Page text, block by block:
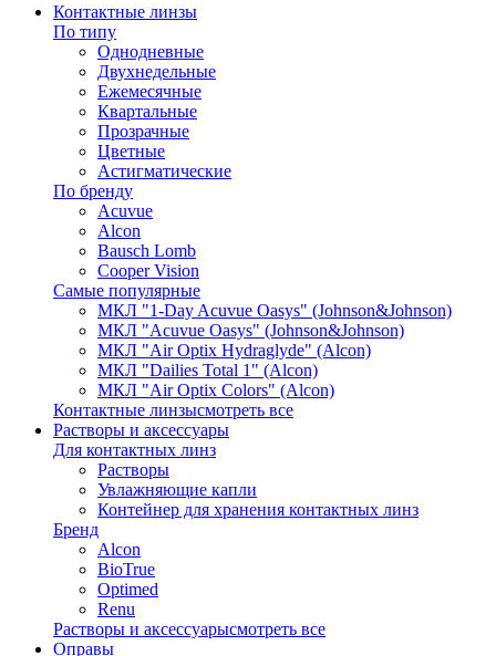
Контактные линзы
По типу
Однодневные
Двухнедельные
Ежемесячные
Квартальные
Прозрачные
Цветные
Астигматические
По бренду
Acuvue
Alcon
Bausch Lomb
Cooper Vision
Самые популярные
МКЛ "1-Day Acuvue Oasys" (Johnson&Johnson)
МКЛ "Acuvue Oasys" (Johnson&Johnson)
МКЛ "Air Optix Hydraglyde" (Alcon)
МКЛ "Dailies Total 1" (Alcon)
МКЛ "Air Optix Colors" (Alcon)
Контактные линзысмотреть все
Растворы и аксессуары
Для контактных линз
Растворы
Увлажняющие капли
Контейнер для хранения контактных линз
Бренд
Alcon
BioTrue
Optimed
Renu
Растворы и аксессуарысмотреть все
Оправы